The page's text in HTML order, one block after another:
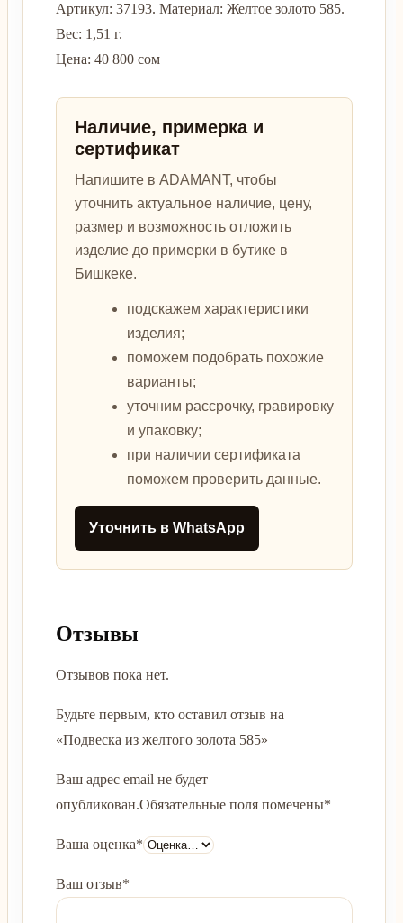
Артикул: 37193. Материал: Желтое золото 585.
Вес: 1,51 г.
Цена: 40 800 сом
Наличие, примерка и
сертификат
Напишите в ADAMANT, чтобы
уточнить актуальное наличие, цену,
размер и возможность отложить
изделие до примерки в бутике в
Бишкеке.
подскажем характеристики
изделия;
поможем подобрать похожие
варианты;
уточним рассрочку, гравировку
и упаковку;
при наличии сертификата
поможем проверить данные.
Уточнить в WhatsApp
Отзывы
Отзывов пока нет.
Будьте первым, кто оставил отзыв на
«Подвеска из желтого золота 585»
Ваш адрес email не будет
опубликован.Обязательные поля помечены*
Ваша оценка*
Ваш отзыв*